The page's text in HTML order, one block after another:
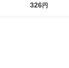
麦小麦
ろみ上手
326円